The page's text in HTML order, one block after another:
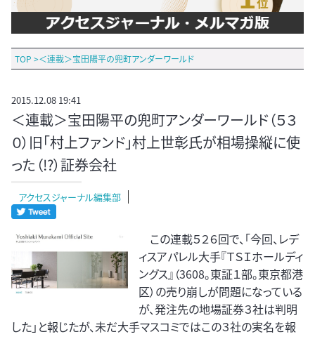
TOP >＜連載＞宝田陽平の兜町アンダーワールド
2015.12.08 19:41
＜連載＞宝田陽平の兜町アンダーワールド（５３
０）旧「村上ファンド」村上世彰氏が相場操縦に使
った（!?）証券会社
アクセスジャーナル編集部
この連載５２６回で、「今回、レデ
ィスアパレル大手『ＴＳＩホールディ
ングス』（3608。東証１部。東京都港
区）の売り崩しが問題になっている
が、発注先の地場証券３社は判明
した」と報じたが、未だ大手マスコミではこの３社の実名を報